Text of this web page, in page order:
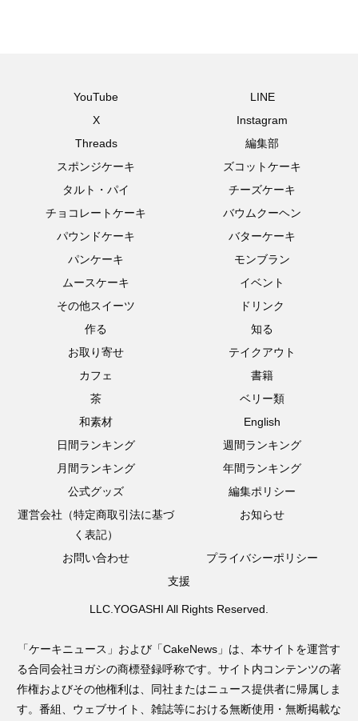
YouTube
LINE
X
Instagram
Threads
編集部
スポンジケーキ
ズコットケーキ
タルト・パイ
チーズケーキ
チョコレートケーキ
バウムクーヘン
パウンドケーキ
バターケーキ
パンケーキ
モンブラン
ムースケーキ
イベント
その他スイーツ
ドリンク
作る
知る
お取り寄せ
テイクアウト
カフェ
書籍
茶
ベリー類
和素材
English
日間ランキング
週間ランキング
月間ランキング
年間ランキング
公式グッズ
編集ポリシー
運営会社（特定商取引法に基づ
く表記）
お知らせ
お問い合わせ
プライバシーポリシー
支援
LLC.YOGASHI All Rights Reserved.
「ケーキニュース」および「CakeNews」は、本サイトを運営す
る合同会社ヨガシの商標登録呼称です。サイト内コンテンツの著
作権およびその他権利は、同社またはニュース提供者に帰属しま
す。番組、ウェブサイト、雑誌等における無断使用・無断掲載な